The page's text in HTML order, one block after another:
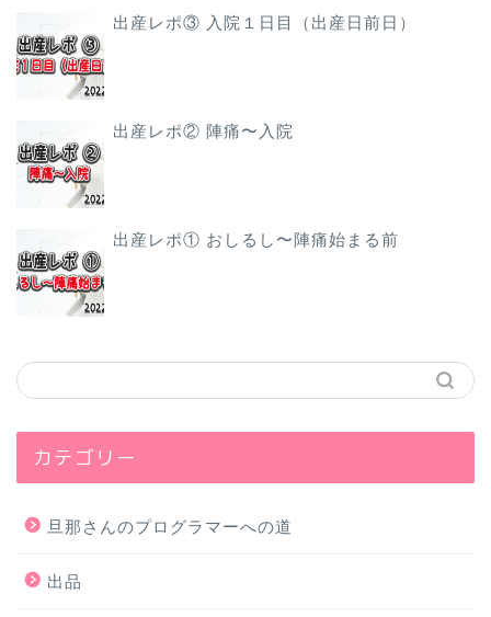
出産レポ③ 入院１日目（出産日前日）
出産レポ② 陣痛〜入院
出産レポ① おしるし〜陣痛始まる前
カテゴリー
旦那さんのプログラマーへの道
出品